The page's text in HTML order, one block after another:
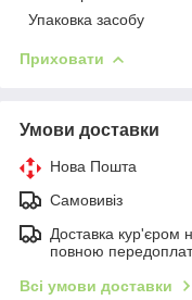
Упаковка засобу
Приховати
Умови доставки
Нова Пошта
Самовивіз
Доставка кур'єром
повною
Всі умови доставки